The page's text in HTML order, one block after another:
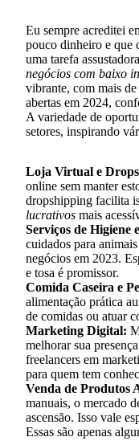
Eu sempre acreditei
pouco dinheiro e que
uma tarefa
negócios com baixo
vibrante, com mais
abertas em 2024,
A variedade de
setores, inspirando
Loja Virtual e
online sem manter
dropshipping facilita
lucrativos mais
Serviços de Higiene
cuidados para
negócios em 2023.
e tosa é promissor.
Comida Caseira e
alimentação prática
de comidas ou atuar
Marketing Digital:
melhorar sua
freelancers em
para quem tem
Venda de Produtos
manuais, o mercado
ascensão. Isso vale
Essas são apenas